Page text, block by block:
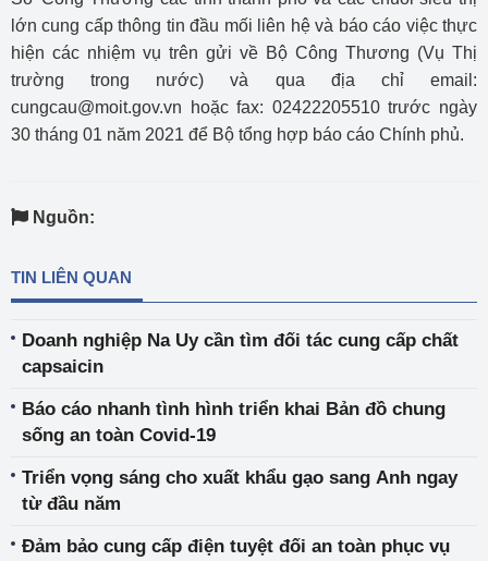
lớn cung cấp thông tin đầu mối liên hệ và báo cáo việc thực
hiện các nhiệm vụ trên gửi về Bộ Công Thương (Vụ Thị
trường trong nước) và qua địa chỉ email:
cungcau@moit.gov.vn hoặc fax: 02422205510 trước ngày
30 tháng 01 năm 2021 để Bộ tổng hợp báo cáo Chính phủ.
Nguồn:
TIN LIÊN QUAN
Doanh nghiệp Na Uy cần tìm đối tác cung cấp chất
capsaicin
Báo cáo nhanh tình hình triển khai Bản đồ chung
sống an toàn Covid-19
Triển vọng sáng cho xuất khẩu gạo sang Anh ngay
từ đầu năm
Đảm bảo cung cấp điện tuyệt đối an toàn phục vụ